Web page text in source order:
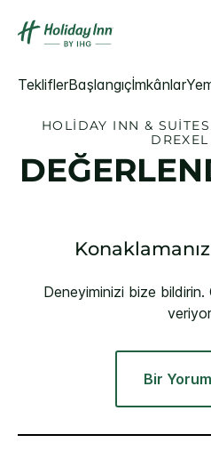
TekliflerBaşlangıçİmkânlar
HOLIDAY INN & SUITES
Deneyiminizi bize bildirin.
Bir